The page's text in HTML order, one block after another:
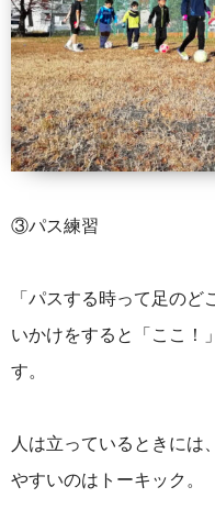
③パス練習
「パスする時って足の
いかけをすると「ここ！
す。
人は立っているときには
やすいのはトーキック。